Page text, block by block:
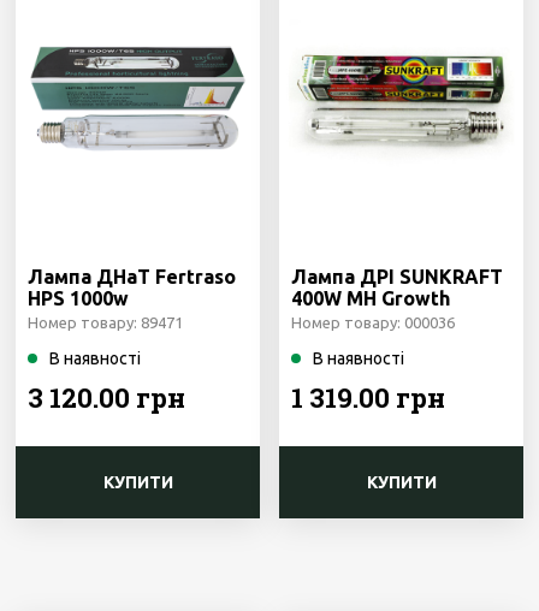
Лампа ДНаТ Fertraso
HPS 1000w
Номер товару: 89471
В наявності
3 120.00 грн
КУПИТИ
Лампа ДРІ SUNKRAFT
400W MH Growth
Номер товару: 000036
В наявності
1 319.00 грн
КУПИТИ